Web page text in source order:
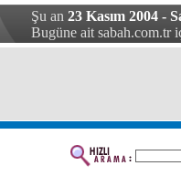
Şu an 23 Kasım 2004 -
Bugüne ait sabah.com.tr